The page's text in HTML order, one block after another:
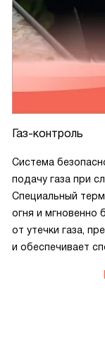
Газ-контроль
Система
подачу газа при
Специальный
огня и мгновенно
от утечки газа,
и обеспечивает